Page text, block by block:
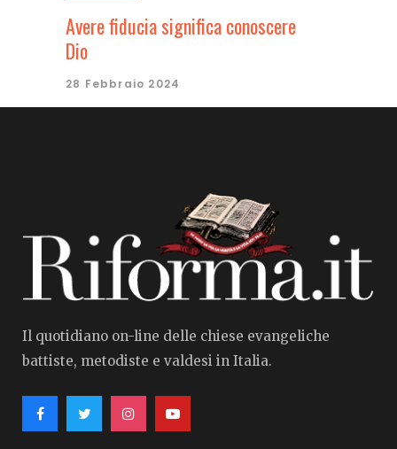
Avere fiducia significa conoscere
Dio
28 Febbraio 2024
Il quotidiano on-line delle chiese evangeliche
battiste, metodiste e valdesi in Italia.